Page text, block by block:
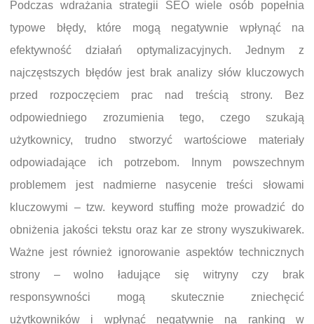
Podczas wdrażania strategii SEO wiele osób popełnia
typowe błędy, które mogą negatywnie wpłynąć na
efektywność działań optymalizacyjnych. Jednym z
najczęstszych błędów jest brak analizy słów kluczowych
przed rozpoczęciem prac nad treścią strony. Bez
odpowiedniego zrozumienia tego, czego szukają
użytkownicy, trudno stworzyć wartościowe materiały
odpowiadające ich potrzebom. Innym powszechnym
problemem jest nadmierne nasycenie treści słowami
kluczowymi – tzw. keyword stuffing może prowadzić do
obniżenia jakości tekstu oraz kar ze strony wyszukiwarek.
Ważne jest również ignorowanie aspektów technicznych
strony – wolno ładujące się witryny czy brak
responsywności mogą skutecznie zniechęcić
użytkowników i wpłynąć negatywnie na ranking w